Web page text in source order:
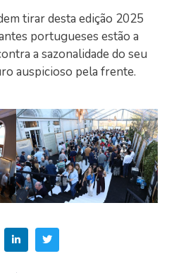
tirar desta edição 2025
portugueses estão a
a sazonalidade do seu
auspicioso pela frente.